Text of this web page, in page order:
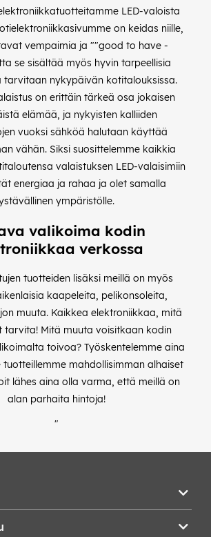
LED-valoista
on keidas niille,
vempaimia ja ""good to have -
se sisältää myös hyvin tarpeellisia
nykypäivän kotitalouksissa.
on erittäin tärkeä osa jokaisen
elämää, ja nykyisten kalliiden
vuoksi sähköä halutaan käyttää
vähän. Siksi suosittelemme kaikkia
valaistuksen LED-valaisimiin
energiaa ja rahaa ja olet samalla
ympäristölle.
valikoima kodin
verkossa
tuotteiden lisäksi meillä on myös
kaapeleita, pelikonsoleita,
muuta. Kaikkea elektroniikkaa, mitä
tarvita! Mitä muuta voisitkaan kodin
toivoa? Työskentelemme aina
mahdollisimman alhaiset
lähes aina olla varma, että meillä on
alan parhaita hintoja!
"